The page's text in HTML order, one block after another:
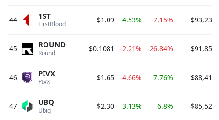
44 FirstBlood
1ST $1.09 4.53% -7.15%
45 Round
ROUND $0.1081 -2.21% -26.84%
46 PIVX
PIVX $1.65 -4.66% 7.76%
47 Ubiq
UBQ $2.30 3.13% 6.8%